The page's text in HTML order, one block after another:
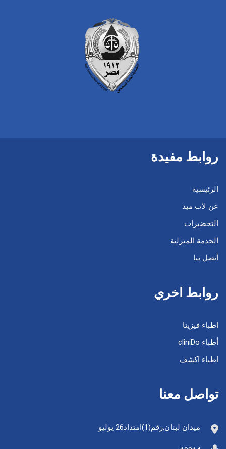
روابط مفيدة
الرئيسية
عن لاب ميد
التحضيرات
الخدمة المنزلية
أتصل بنا
روابط اخري
اطباء فيزيتا
أطباء cliniDo
اطباء اكشف
تواصل معنا
ميدان لبنان,رقم(1)امتداد26 يوليو